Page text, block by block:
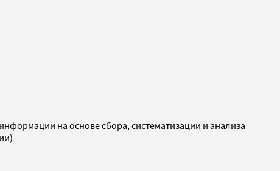
на основе сбора, систематизации и анализа